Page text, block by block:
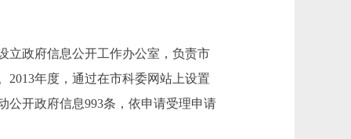
政府信息公开工作办公室，负责市
年度，通过在市科委网站上设置
公开政府信息993条，依申请受理申请